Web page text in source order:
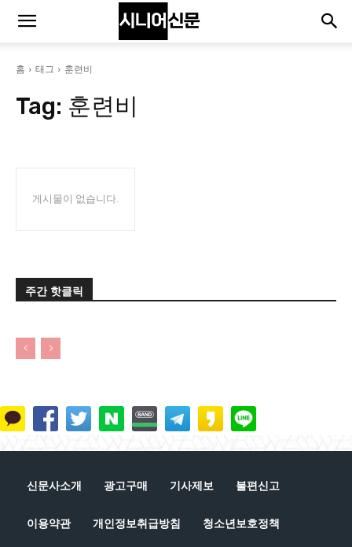
홈 태그 훈련비
Tag: 훈련비
게시물이 없습니다.
주간 핫클릭
신문사소개 광고구매 기사제보 불편신고
이용약관 개인정보취급방침 청소년보호정책